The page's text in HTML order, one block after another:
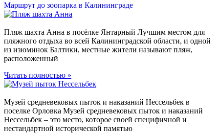
Маршрут до зоопарка в Калининграде
Пляж шахта Анна в посёлке Янтарный Лучшим местом для
пляжного отдыха во всей Калининградской области, и одной
из изюминок Балтики, местные жители называют пляж,
расположенный
Читать полностью »
Музей средневековых пыток и наказаний Нессельбек в
поселке Орловка Музей средневековых пыток и наказаний
Нессельбек – это место, которое своей специфичной и
нестандартной исторической памятью